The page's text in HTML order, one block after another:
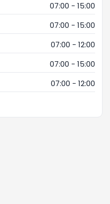
07:00 - 15:00
07:00 - 15:00
07:00 - 12:00
07:00 - 15:00
07:00 - 12:00